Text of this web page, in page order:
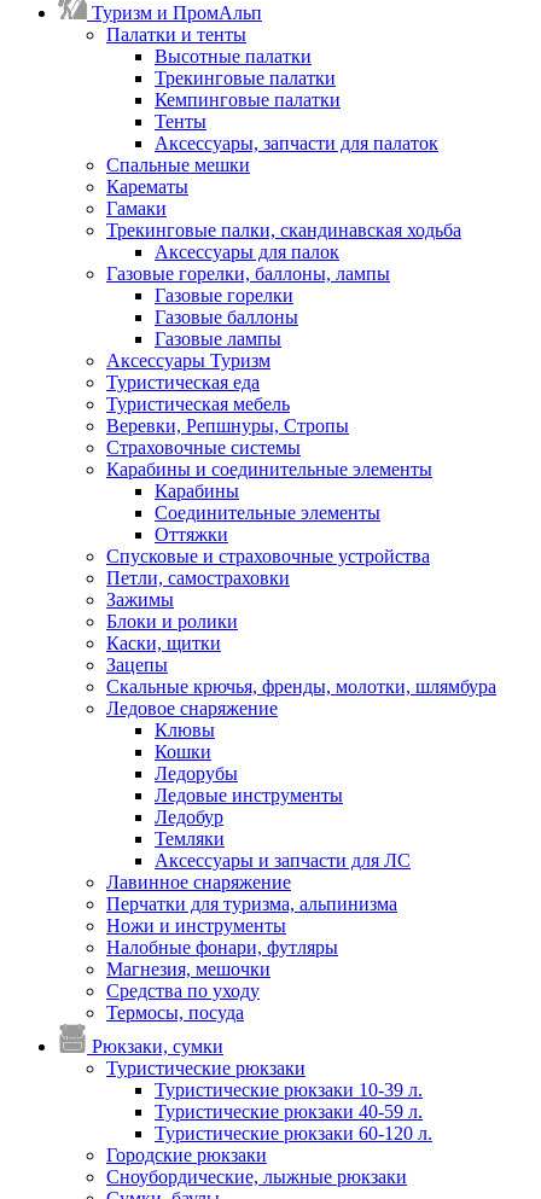
Туризм и ПромАльп
Палатки и тенты
Высотные палатки
Трекинговые палатки
Кемпинговые палатки
Тенты
Аксессуары, запчасти для палаток
Спальные мешки
Карематы
Гамаки
Трекинговые палки, скандинавская ходьба
Аксессуары для палок
Газовые горелки, баллоны, лампы
Газовые горелки
Газовые баллоны
Газовые лампы
Аксессуары Туризм
Туристическая еда
Туристическая мебель
Веревки, Репшнуры, Стропы
Страховочные системы
Карабины и соединительные элементы
Карабины
Соединительные элементы
Оттяжки
Спусковые и страховочные устройства
Петли, самостраховки
Зажимы
Блоки и ролики
Каски, щитки
Зацепы
Скальные крючья, френды, молотки, шлямбура
Ледовое снаряжение
Клювы
Кошки
Ледорубы
Ледовые инструменты
Ледобур
Темляки
Аксессуары и запчасти для ЛС
Лавинное снаряжение
Перчатки для туризма, альпинизма
Ножи и инструменты
Налобные фонари, футляры
Магнезия, мешочки
Средства по уходу
Термосы, посуда
Рюкзаки, сумки
Туристические рюкзаки
Туристические рюкзаки 10-39 л.
Туристические рюкзаки 40-59 л.
Туристические рюкзаки 60-120 л.
Городские рюкзаки
Сноубордические, лыжные рюкзаки